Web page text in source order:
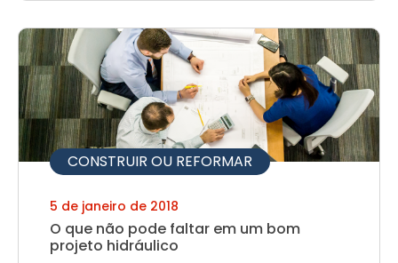
CONSTRUIR OU REFORMAR
5 de janeiro de 2018
O que não pode faltar em um bom
projeto hidráulico